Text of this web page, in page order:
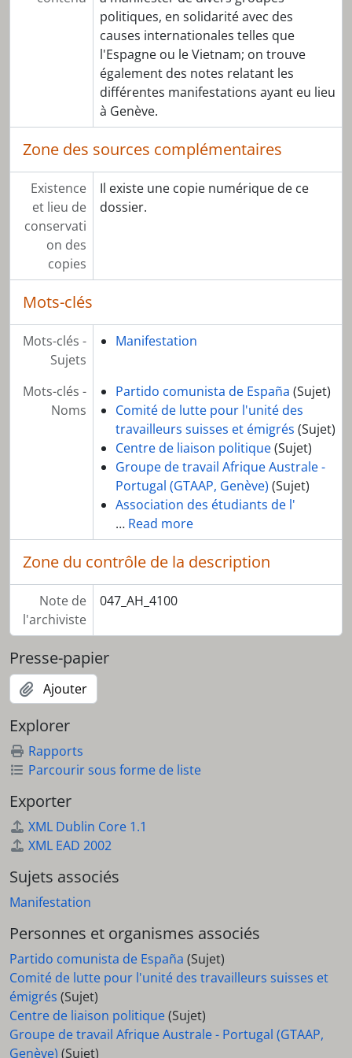
[Dossier] D0251 - Sapinhaut
[Dossier] D0258 - Tchad
politiques, en solidarité avec des
causes internationales telles que
l'Espagne ou le Vietnam; on trouve
également des notes relatant les
différentes manifestations ayant eu lieu
à Genève.
Zone des sources complémentaires
Existence
et lieu de
conservati
on des
copies
Il existe une copie numérique de ce
dossier.
Mots-clés
Mots-clés -
Sujets
Manifestation
Mots-clés -
Noms
Partido comunista de España (Sujet)
Comité de lutte pour l'unité des
travailleurs suisses et émigrés (Sujet)
Centre de liaison politique(Sujet)
Groupe de travail Afrique Australe -
Portugal (GTAAP, Genève) (Sujet)
Association des étudiants de l'
… Read more
Zone du contrôle de la description
Note de
l'archiviste
047_AH_4100
Presse-papier
Ajouter
Explorer
Rapports
Parcourir sous forme de liste
Exporter
XML Dublin Core 1.1
XML EAD 2002
Sujets associés
Manifestation
Personnes et organismes associés
Partido comunista de España (Sujet)
Comité de lutte pour l'unité des travailleurs suisses et
émigrés (Sujet)
Centre de liaison politique(Sujet)
Groupe de travail Afrique Australe - Portugal (GTAAP,
Genève) (Sujet)